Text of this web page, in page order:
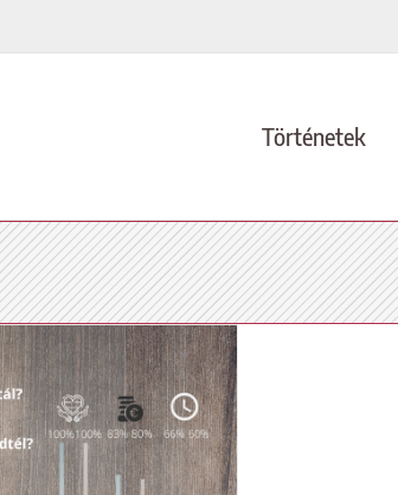
Történetek